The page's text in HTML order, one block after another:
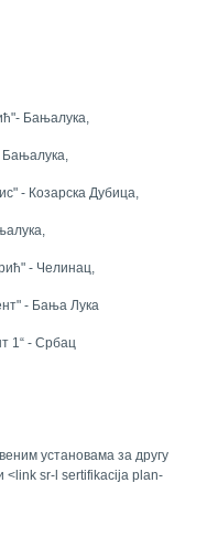
Бањалука,
Бањалука,
- Козарска Дубица,
- Челинац,
- Бања Лука
1“ - Србац
установама за другу
<link sr-l sertifikacija plan-